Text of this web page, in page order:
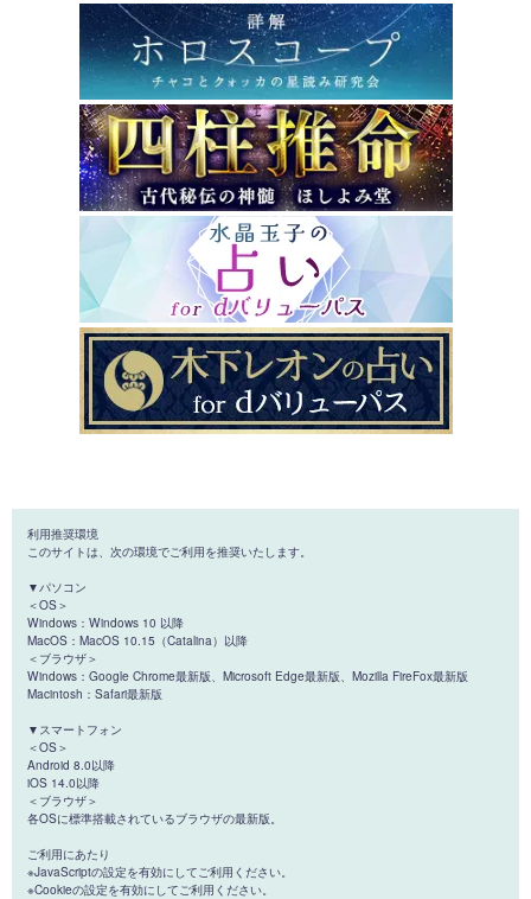
利用推奨環境
このサイトは、次の環境でご利用を推奨いたします。
▼パソコン
＜OS＞
Windows：Windows 10 以降
MacOS：MacOS 10.15（Catalina）以降
＜ブラウザ＞
Windows：Google Chrome最新版、Microsoft Edge最新版、Mozilla FireFox最新版
Macintosh：Safari最新版
▼スマートフォン
＜OS＞
Android 8.0以降
iOS 14.0以降
＜ブラウザ＞
各OSに標準搭載されているブラウザの最新版。
ご利用にあたり
※JavaScriptの設定を有効にしてご利用ください。
※Cookieの設定を有効にしてご利用ください。